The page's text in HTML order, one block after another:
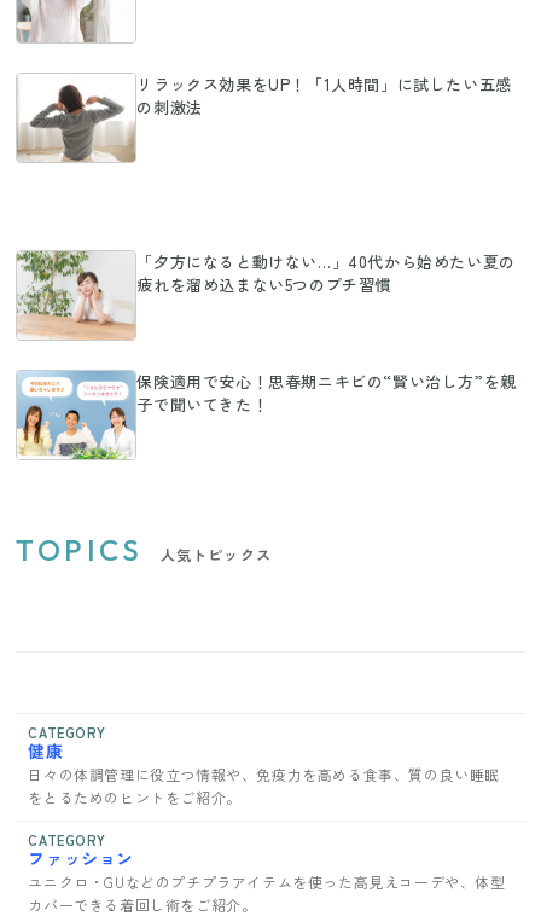
リラックス効果をUP！「1人時間」に試したい五感
の刺激法
「夕方になると動けない…」40代から始めたい夏の
疲れを溜め込まない5つのプチ習慣
保険適用で安心！思春期ニキビの“賢い治し方”を親
子で聞いてきた！
TOPICS 人気トピックス
CATEGORY
健康
日々の体調管理に役立つ情報や、免疫力を高める食事、質の良い睡眠
をとるためのヒントをご紹介。
CATEGORY
ファッション
ユニクロ・GUなどのプチプラアイテムを使った高見えコーデや、体型
カバーできる着回し術をご紹介。